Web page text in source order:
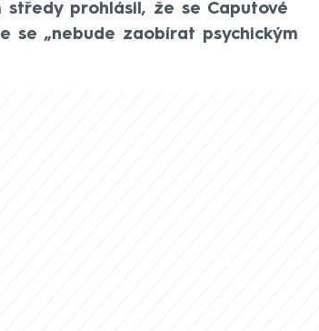
středy prohlásil, že se Čaputové
se „nebude zaobírat psychickým